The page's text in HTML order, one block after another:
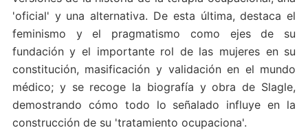
'oficial' y una alternativa. De esta última, destaca el
feminismo y el pragmatismo como ejes de su
fundación y el importante rol de las mujeres en su
constitución, masificación y validación en el mundo
médico; y se recoge la biografía y obra de Slagle,
demostrando cómo todo lo señalado influye en la
construcción de su 'tratamiento ocupaciona'.